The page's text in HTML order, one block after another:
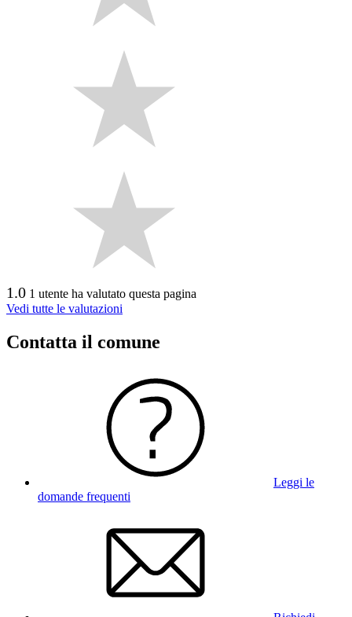
1.0 1 utente ha valutato questa pagina
Vedi tutte le valutazioni
Contatta il comune
Leggi le
domande frequenti